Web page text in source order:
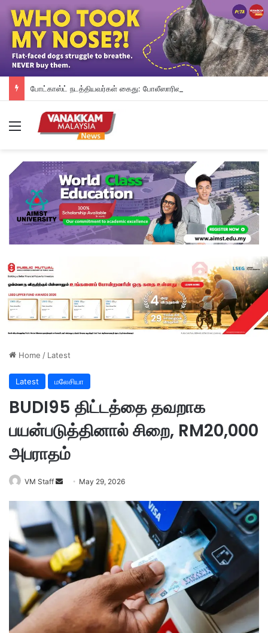
Menu
Home / Latest
Latest மலேசியா
BUDI95 திட்டத்தை தவறாக
பயன்படுத்தினால் சிறை, RM20,000
அபராதம்
VM Staff
d
e
m
May 29, 2026